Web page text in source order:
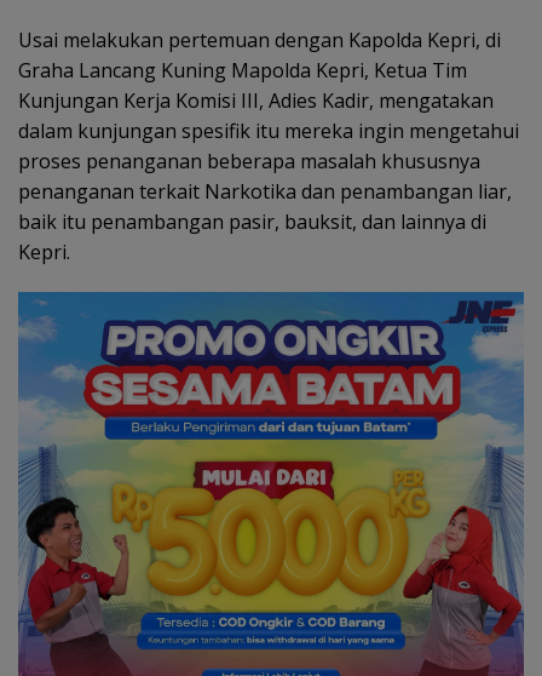
Usai melakukan pertemuan dengan Kapolda Kepri, di
Graha Lancang Kuning Mapolda Kepri, Ketua Tim
Kunjungan Kerja Komisi III, Adies Kadir, mengatakan
dalam kunjungan spesifik itu mereka ingin mengetahui
proses penanganan beberapa masalah khususnya
penanganan terkait Narkotika dan penambangan liar,
baik itu penambangan pasir, bauksit, dan lainnya di
Kepri.